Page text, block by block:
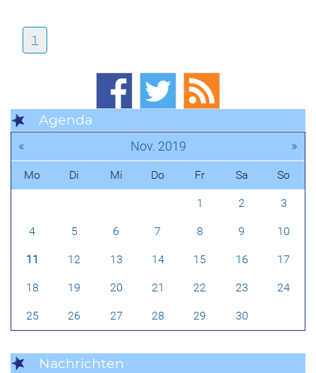
1
Agenda
« Nov. 2019 »
Mo Di Mi Do Fr Sa So
1 2 3
4 5 6 7 8 9 10
11 12 13 14 15 16 17
18 19 20 21 22 23 24
25 26 27 28 29 30
Nachrichten